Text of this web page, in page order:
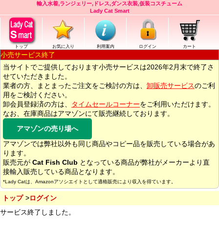
輸入水着,ランジェリー,ドレス,ダンス衣装,仮装コスチューム
Lady Cat Smart
トップ お気に入り 利用案内 ログイン カート
小売サービス終了
当サイトでご提供しております小売サービスは2026年2月末で終了さ
せていただきました。
業者の方、まとまったご注文をご検討の方は、 卸販売サービスのご利
用をご検討ください。
卸会員登録済の方は、
タイムセールコーナーをご利用いただけます。
なお、在庫商品はアマゾンにて販売継続しております。
アマゾンの売り場へ
アマゾンでは弊社以外も同じ商品やコピー品を販売している場合があ
ります。
販売元が Cat Fish Club となっている商品が弊社がメーカーより直
接輸入販売している商品となります。
*Lady Catは、Amazonアソシエイトとして適格販売により収入を得ています。
トップ
ログイン
サービス終了しました。